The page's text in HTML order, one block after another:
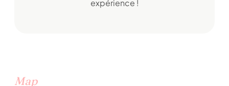
expérience !
Map